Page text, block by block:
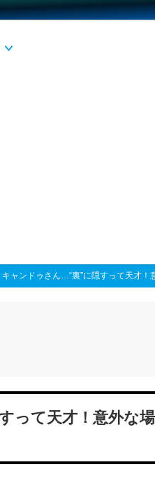
キャンドゥさん…“裏”に隠すって天才
って天才！意外な